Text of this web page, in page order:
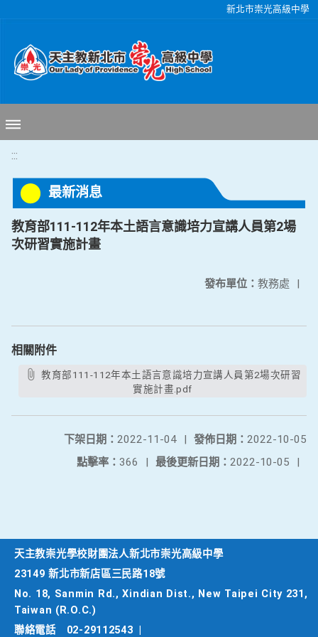
新北市崇光高級中學
:::
最新消息
教育部111-112年本土語言意識培力宣講人員第2場
次研習實施計畫
發布單位： 教務處 |
相關附件
教育部111-112年本土語言意識培力宣講人員第2場次研習
實施計畫.pdf
發佈日期： 2022-10-05
下架日期： 2022-11-04
|
最後更新日期： 2022-10-05 |
點擊率： 366 |
天主教崇光學校財團法人新北市崇光高級中學
23149 新北市新店區三民路18號
No. 18, Sanmin Rd., Xindian Dist., New Taipei City 231,
Taiwan (R.O.C.)
聯絡電話
02-29112543